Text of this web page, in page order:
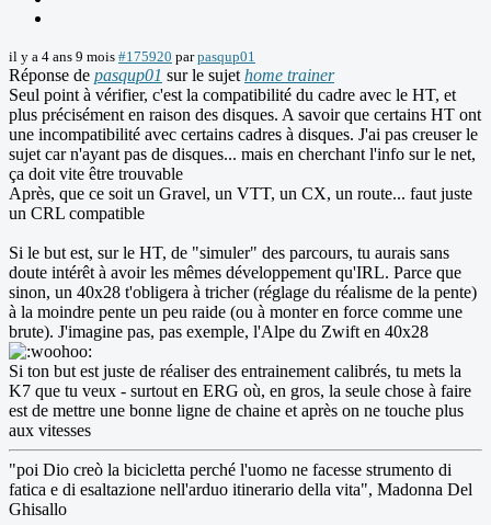
il y a 4 ans 9 mois #175920 parpasqup01
Réponse de pasqup01 sur le sujet home trainer
Seul point à vérifier, c'est la compatibilité du cadre avec le HT, et
plus précisément en raison des disques. A savoir que certains HT ont
une incompatibilité avec certains cadres à disques. J'ai pas creuser le
sujet car n'ayant pas de disques... mais en cherchant l'info sur le net,
ça doit vite être trouvable
Après, que ce soit un Gravel, un VTT, un CX, un route... faut juste
un CRL compatible
Si le but est, sur le HT, de "simuler" des parcours, tu aurais sans
doute intérêt à avoir les mêmes développement qu'IRL. Parce que
sinon, un 40x28 t'obligera à tricher (réglage du réalisme de la pente)
à la moindre pente un peu raide (ou à monter en force comme une
brute). J'imagine pas, pas exemple, l'Alpe du Zwift en 40x28
Si ton but est juste de réaliser des entrainement calibrés, tu mets la
K7 que tu veux - surtout en ERG où, en gros, la seule chose à faire
est de mettre une bonne ligne de chaine et après on ne touche plus
aux vitesses
"poi Dio creò la bicicletta perché l'uomo ne facesse strumento di
fatica e di esaltazione nell'arduo itinerario della vita", Madonna Del
Ghisallo